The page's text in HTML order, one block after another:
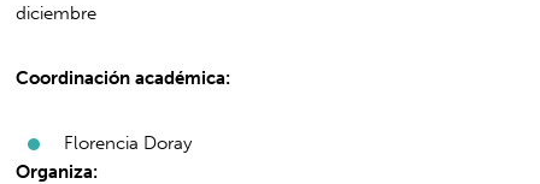
diciembre
Coordinación académica:
Florencia Doray
Organiza: